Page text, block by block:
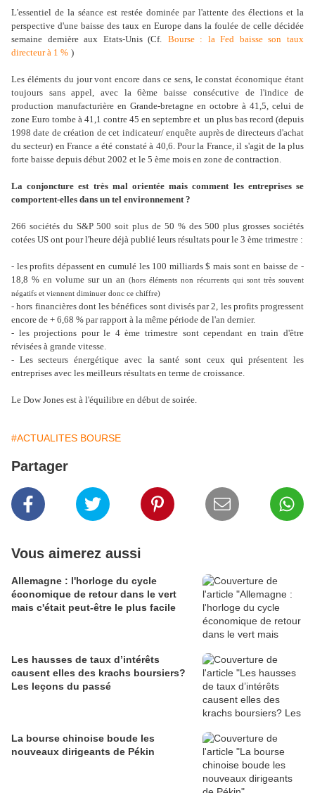
L'essentiel de la séance est restée dominée par l'attente des élections et la
perspective d'une baisse des taux en Europe dans la foulée de celle décidée
semaine dernière aux Etats-Unis (Cf. Bourse : la Fed baisse son taux
directeur à 1 % )
Les éléments du jour vont encore dans ce sens, le constat économique étant
toujours sans appel, avec la 6ème baisse consécutive de l'indice de
production manufacturière en Grande-bretagne en octobre à 41,5, celui de
zone Euro tombe à 41,1 contre 45 en septembre et un plus bas record (depuis
1998 date de création de cet indicateur/ enquête auprès de directeurs d'achat
du secteur) en France a été constaté à 40,6. Pour la France, il s'agit de la plus
forte baisse depuis début 2002 et le 5 ème mois en zone de contraction.
La conjoncture est très mal orientée mais comment les entreprises se
comportent-elles dans un tel environnement ?
266 sociétés du S&P 500 soit plus de 50 % des 500 plus grosses sociétés
cotées US ont pour l'heure déjà publié leurs résultats pour le 3 ème trimestre :
- les profits dépassent en cumulé les 100 milliards $ mais sont en baisse de -
18,8 % en volume sur un an (hors éléments non récurrents qui sont très souvent
négatifs et viennent diminuer donc ce chiffre)
- hors financières dont les bénéfices sont divisés par 2, les profits progressent
encore de + 6,68 % par rapport à la même période de l'an dernier.
- les projections pour le 4 ème trimestre sont cependant en train d'être
révisées à grande vitesse.
- Les secteurs énergétique avec la santé sont ceux qui présentent les
entreprises avec les meilleurs résultats en terme de croissance.
Le Dow Jones est à l'équilibre en début de soirée.
#ACTUALITES BOURSE
Partager
Vous aimerez aussi
Allemagne : l'horloge du cycle
économique de retour dans le vert
mais c'était peut-être le plus facile
Les hausses de taux d’intérêts
causent elles des krachs boursiers?
Les leçons du passé
La bourse chinoise boude les
nouveaux dirigeants de Pékin